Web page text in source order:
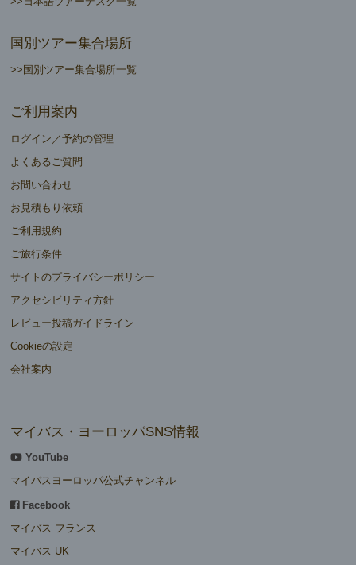
国別ツアー集合場所
>>国別ツアー集合場所一覧
ご利用案内
ログイン／予約の管理
よくあるご質問
お問い合わせ
お見積もり依頼
ご利用規約
ご旅行条件
サイトのプライバシーポリシー
アクセシビリティ方針
レビュー投稿ガイドライン
Cookieの設定
会社案内
マイバス・ヨーロッパSNS情報
YouTube
マイバスヨーロッパ公式チャンネル
Facebook
マイバス フランス
マイバス UK